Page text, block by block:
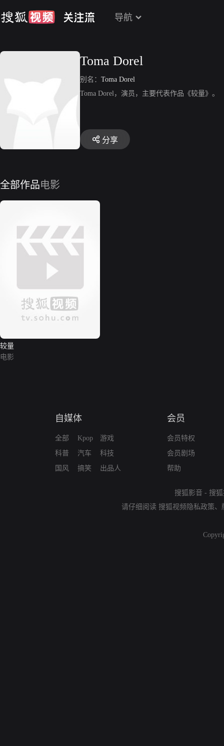
导航
Toma Dorel
别名： Toma Dorel
Toma Dorel，演员，主要代表作品《较量》。
分享
全部作品电影
较量
电影
自媒体
全部
科普
国风
Kpop
汽车
搞笑
游戏
科技
出品人
会员
会员特权
会员剧场
帮助
搜狐影音 - 搜
请仔细阅读 搜狐视频隐私政策、